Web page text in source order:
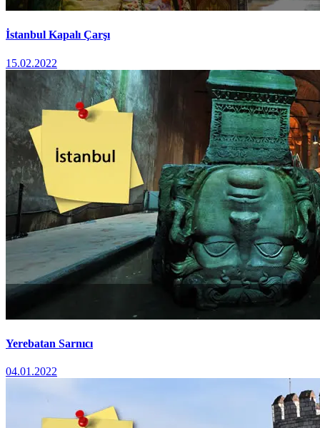
İstanbul Kapalı Çarşı
15.02.2022
Yerebatan Sarnıcı
04.01.2022